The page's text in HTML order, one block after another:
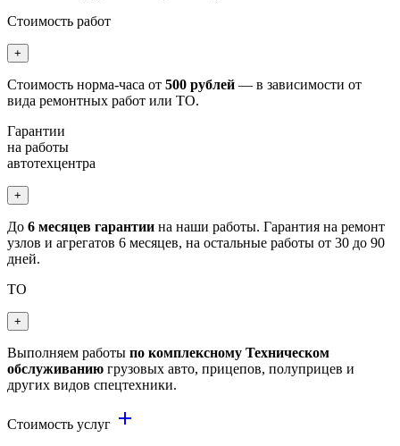
Стоимость работ
+
Стоимость норма-часа от 500 рублей — в зависимости от
вида ремонтных работ или ТО.
Гарантии
на работы
автотехцентра
+
До 6 месяцев гарантии на наши работы. Гарантия на ремонт
узлов и агрегатов 6 месяцев, на остальные работы от 30 до 90
дней.
ТО
+
Выполняем работы по комплексному Техническом
обслуживанию грузовых авто, прицепов, полуприцев и
других видов спецтехники.
Стоимость услуг add